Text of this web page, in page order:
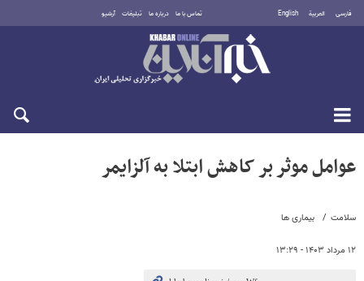
فارسی العربية English تماس با ما درباره ما تبلیغات آرشیو
پنجشنبه ۱۵ مرداد ۱۴۰۵
سلامت بیماری ها
۱۲ مرداد ۱۴۰۳ - ۱۳:۲۹
عوامل موثر بر کاهش ابتلا به آلزایمر